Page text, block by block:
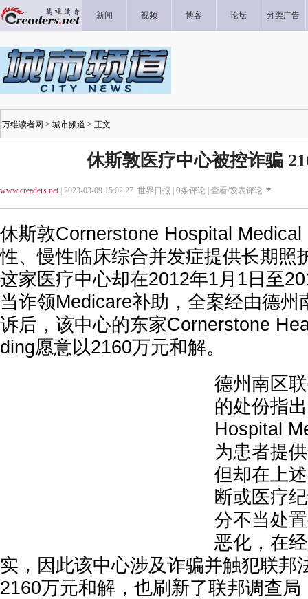
新闻 视频 博客 论坛 分类广告
万维读者网 > 城市频道 > 正文
休斯敦医疗中心被控诈骗
www.creaders.net| 2023-03-09 15:02:27 世界日报 | 0条评论 | 查看/发表评论
休斯敦Cornerstone Hospital
性、慢性临床综合并发症提供长期照
这家医疗中心却在2012年1月1日至
当诈领Medicare补助，全案经由德州
诉后，该中心的东家Cornerstone
ding愿意以2160万元和解。
德州南区
的处份指
Hospital
为患者提
但却在上
断或医疗
分不当处
恶化，在
实，因此该中心涉及诈骗并触犯联邦
2160万元和解，也刷新了联邦调查